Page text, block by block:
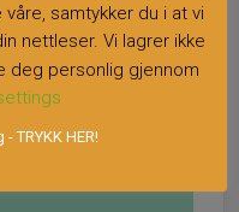
18
pr.min)
samtykker du i at vi
nettleser. Vi lagrer ikke
deg personlig gjennom
TRYKK HER!